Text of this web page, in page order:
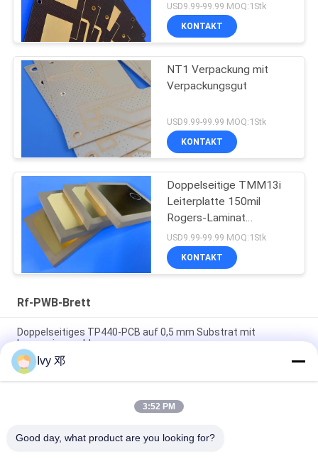
USD9.99-99.99 MOQ:1Stk
KONTAKT
NT1 Verpackung mit
Verpackungsgut
USD9.99-99.99 MOQ:1Stk
KONTAKT
Doppelseitige TMM13i
Leiterplatte 150mil
Rogers-Laminat
Hochfrequenzschaltungen
USD9.99-99.99 MOQ:1Stk
KONTAKT
Rf-PWB-Brett
Doppelseitiges TP440-PCB auf 0,5 mm Substrat mit
Immersionsgold
Doppelseitiges CER-10 Hochfrequenz-PCB 30 Millimeter
Laminat-Immersionssilber
5 mil Dicke WL-CT300 PCB 2-Schicht schwarz Seidenfläche
Ivy 邓
3:52 PM
Good day, what product are you looking for?